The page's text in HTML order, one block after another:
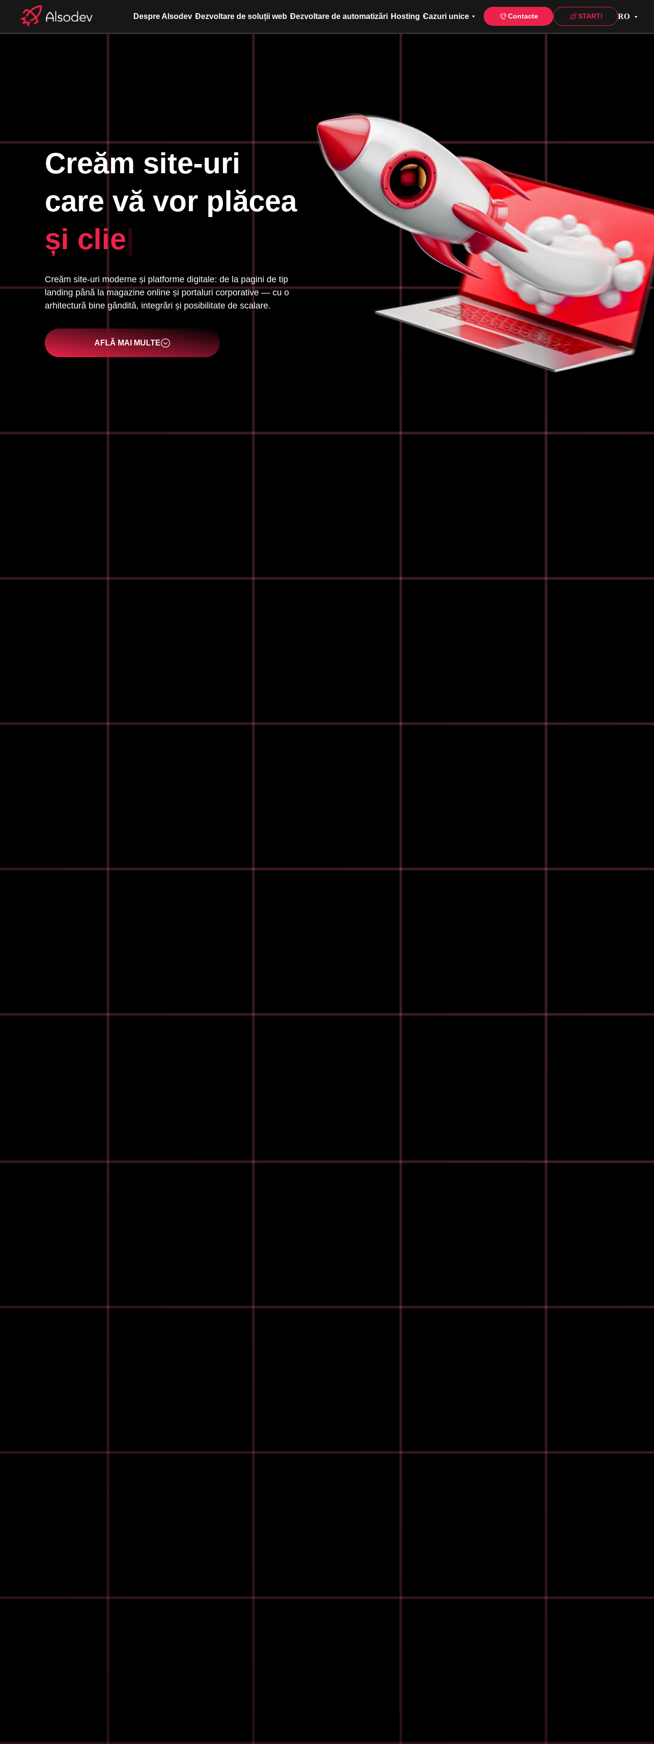
Despre Alsodev Dezvoltare de soluții web Dezvoltare de automatizări Hosting Cazuri unice Contacte START! RO
AFLĂ MAI MULTE
Creăm site-uri moderne și platforme digitale: de la pagini de tip
landing până la magazine online și portaluri corporative — cu o
arhitectură bine gândită, integrări și posibilitate de scalare.
Creăm site-uri
care vă vor plăcea
du|